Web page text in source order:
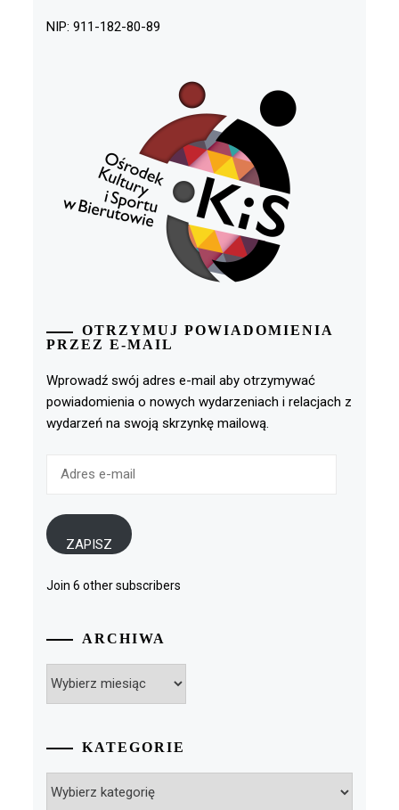
NIP: 911-182-80-89
OTRZYMUJ POWIADOMIENIA
PRZEZ E-MAIL
Wprowadź swój adres e-mail aby otrzymywać
powiadomienia o nowych wydarzeniach i relacjach z
wydarzeń na swoją skrzynkę mailową.
ZAPISZ
Join 6 other subscribers
ARCHIWA
KATEGORIE